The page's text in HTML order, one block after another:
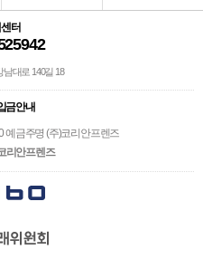
터
대로 140길 18
금안내
예금주명 (주)코리안프렌즈
리안프렌즈